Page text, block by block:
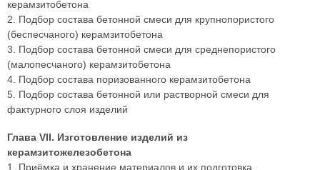
керамзитобетона
2. Подбор состава бетонной смеси для крупнопористого
(беспесчаного) керамзитобетона
3. Подбор состава бетонной смеси для среднепористого
(малопесчаного) керамзитобетона
4. Подбор состава поризованного керамзитобетона
5. Подбор состава бетонной или растворной смеси для
фактурного слоя изделий
Глава VII. Изготовление изделий из
керамзитожелезобетона
1. Приёмка и хранение материалов и их подготовка